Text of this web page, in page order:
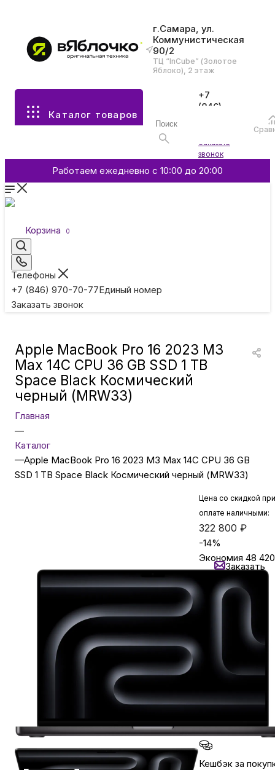
г.Самара, ул.
Коммунистическая
90/2
ТЦ “InCube” (Золотое
Яблоко), 2 этаж
Каталог товаров
+7
(846)
Заказать
звонок
Работаем ежедневно с 10:00 до 20:00
Корзина 0
Телефоны
+7 (846) 970-70-77Единый номер
Заказать звонок
Все разделы каталога
Аксессуары
Смартфоны и гаджеты
Умные кольца
Фитнес-браслеты
Товары для детей
Бытовая техника
Сумки и чемоданы
Для дома и дачи
LEGO
Apple MacBook Pro 16 2023 M3
Max 14C CPU 36 GB SSD 1 TB
Space Black Космический
черный (MRW33)
Главная
—
Каталог
—Apple MacBook Pro 16 2023 M3 Max 14C CPU 36 GB
SSD 1 TB Space Black Космический черный (MRW33)
Цена со скидкой при
оплате наличными:
322 800 ₽
-14%
Экономия 48 420
Уточняйте
Нашли
Заказать
15468 ₽/мес
в мессенджер
Кешбэк за